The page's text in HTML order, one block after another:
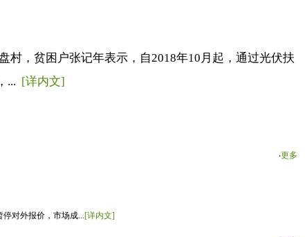
村，贫困户张记年表示，自2018年10月起，通过光伏扶
... [详内文]
‧更多
对外报价，市场成...[详内文]